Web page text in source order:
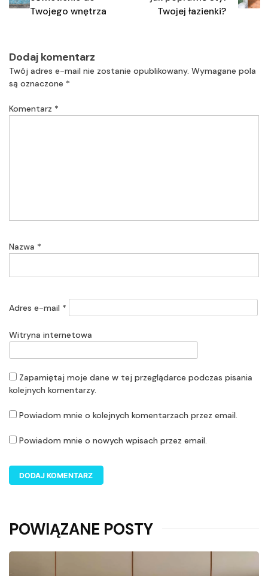
Twojego wnętrza
Twojej łazienki?
Dodaj komentarz
Twój adres e-mail nie zostanie opublikowany. Wymagane pola
są oznaczone *
Komentarz *
Nazwa *
Adres e-mail *
Witryna internetowa
Zapamiętaj moje dane w tej przeglądarce podczas pisania
kolejnych komentarzy.
Powiadom mnie o kolejnych komentarzach przez email.
Powiadom mnie o nowych wpisach przez email.
POWIĄZANE POSTY